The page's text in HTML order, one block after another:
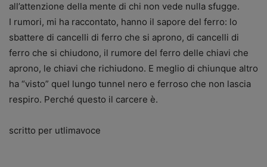
all’attenzione della mente di chi non vede nulla sfugge.
I rumori, mi ha raccontato, hanno il sapore del ferro: lo
sbattere di cancelli di ferro che si aprono, di cancelli di
ferro che si chiudono, il rumore del ferro delle chiavi che
aprono, le chiavi che richiudono. E meglio di chiunque altro
ha “visto” quel lungo tunnel nero e ferroso che non lascia
respiro. Perché questo il carcere è.
scritto per utlimavoce